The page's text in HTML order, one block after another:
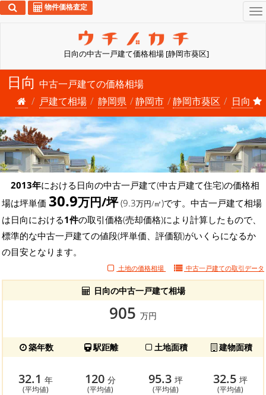
日向の中古一戸建て価格相場 [静岡市葵区]
物件価格査定
日向 中古一戸建ての価格相場
戸建て相場
静岡県 静岡市 静岡市葵区 日向
2013年における日向の中古一戸建て(中古戸建て住宅)の価格相
場は坪単価 30.9万円/坪(9.3万円/㎡)です。中古一戸建て相場
は日向における1件の取引価格(売却価格)により計算したもので、
標準的な中古一戸建ての値段(坪単価、評価額)がいくらになるか
の目安となります。
土地の価格相場 中古一戸建ての取引データ
日向の中古一戸建て相場
905 万円
築年数 駅距離 土地面積 建物面積
32.1 年
(平均値)
120分
(平均値)
95.3 坪
(平均値)
32.5坪
(平均値)